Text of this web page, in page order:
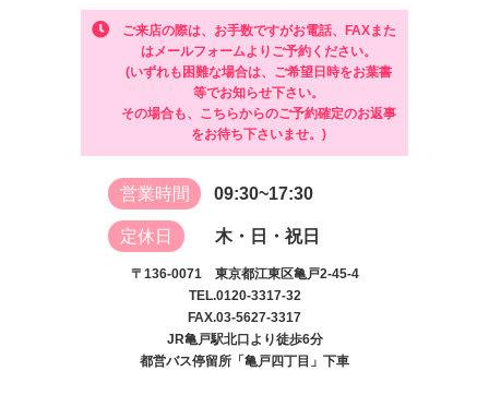
ご来店の際は、お手数ですがお電話、FAXまた
はメールフォームよりご予約ください。
(いずれも困難な場合は、ご希望日時をお葉書
等でお知らせ下さい。
その場合も、こちらからのご予約確定のお返事
をお待ち下さいませ。)
営業時間 09:30~17:30
定休日 木・日・祝日
〒136-0071 東京都江東区亀戸2-45-4
TEL.0120-3317-32
FAX.03-5627-3317
JR亀戸駅北口より徒歩6分
都営バス停留所「亀戸四丁目」下車